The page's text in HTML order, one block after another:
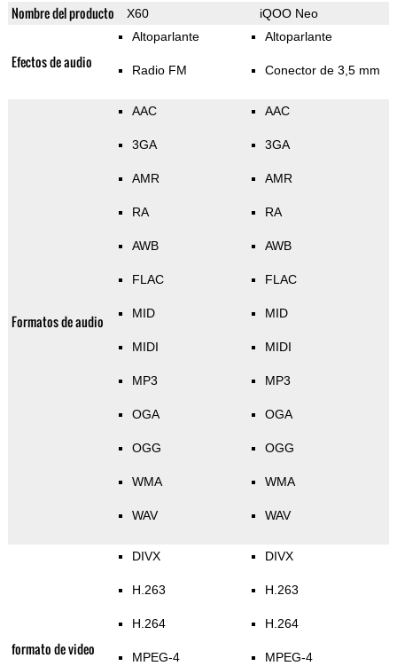
Nombre del producto X60 iQOO Neo
Efectos de audio
Altoparlante
Radio FM
Altoparlante
Conector de 3,5 mm
Formatos de audio
AAC
3GA
AMR
RA
AWB
FLAC
MID
MIDI
MP3
OGA
OGG
WMA
WAV
AAC
3GA
AMR
RA
AWB
FLAC
MID
MIDI
MP3
OGA
OGG
WMA
WAV
formato de video
DIVX
H.263
H.264
MPEG-4
DIVX
H.263
H.264
MPEG-4